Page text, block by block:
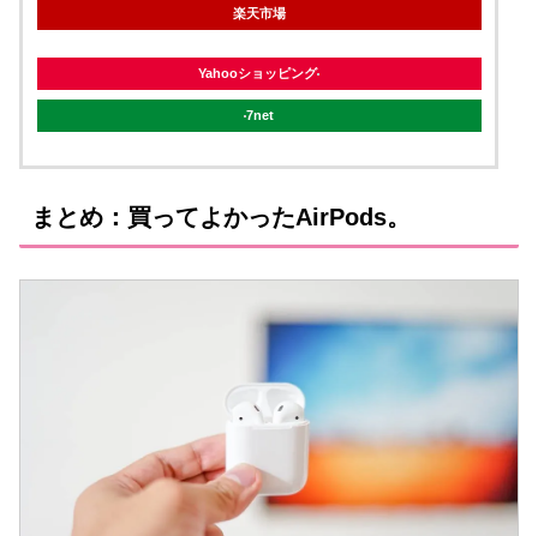
楽天市場
Yahooショッピング
7net
まとめ：買ってよかったAirPods。